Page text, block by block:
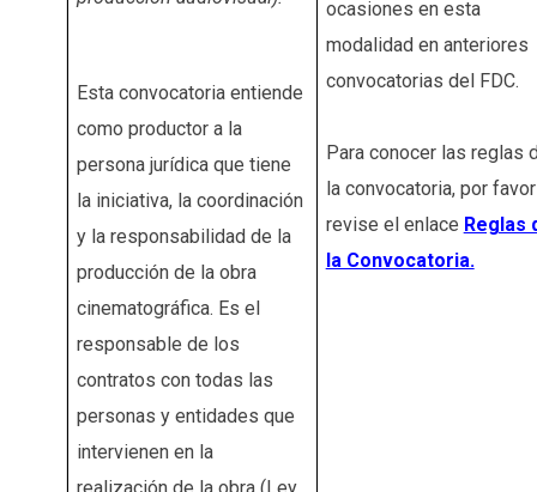
Esta convocatoria entiende
como productor a la
persona jurídica que tiene
la iniciativa, la coordinación
y la responsabilidad de la
producción de la obra
cinematográfica. Es el
responsable de los
contratos con todas las
personas y entidades que
intervienen en la
ocasiones en esta
modalidad en anteriores
convocatorias del FDC.
Para conocer las reglas
la convocatoria, por favor
revise el enlace Reglas
la Convocatoria.